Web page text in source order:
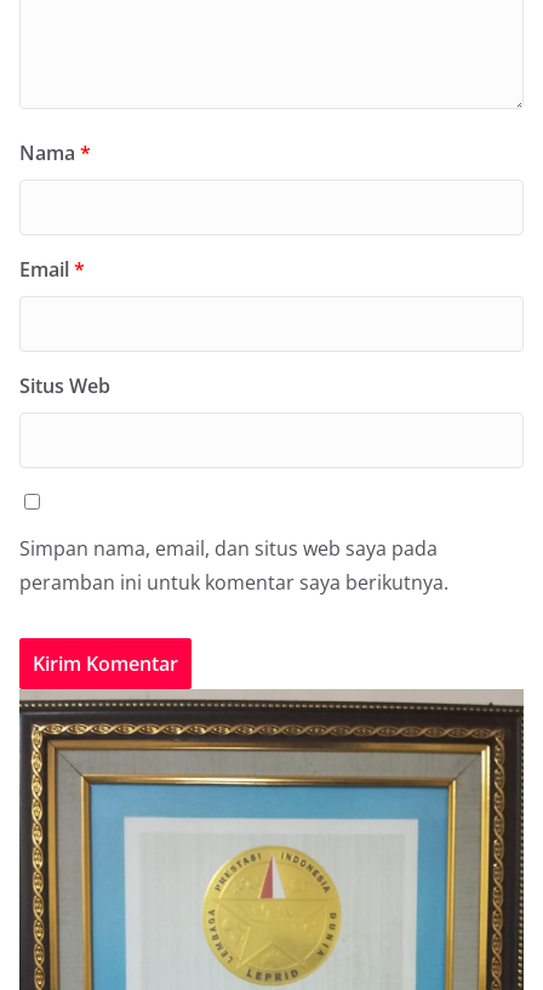
Nama *
Email*
Situs Web
Simpan nama, email, dan situs web saya pada
peramban ini untuk komentar saya berikutnya.